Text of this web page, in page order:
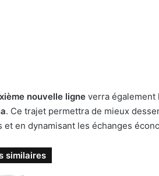
nouvelle ligne verra également
. Ce trajet permettra de mieux
et en dynamisant les échanges
similaires